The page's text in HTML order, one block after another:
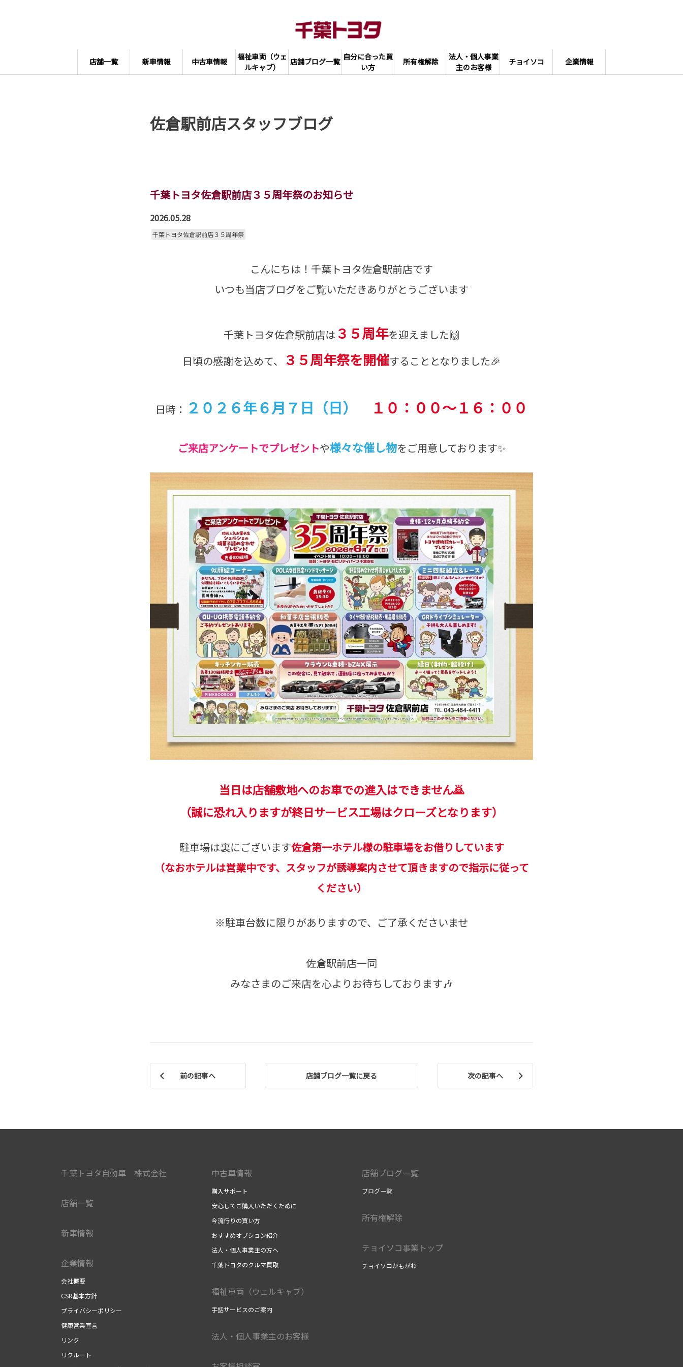
店舗一覧 新車情報 中古車情報
福祉車両（ウェ
ルキャブ）
店舗ブログ一覧 自分に合った買
い方
所有権解除
法人・個人事業
主のお客様
チョイソコ 企業情報
佐倉駅前店スタッフブログ
千葉トヨタ佐倉駅前店３５周年祭のお知らせ
2026.05.28
千葉トヨタ佐倉駅前店３５周年祭
こんにちは！千葉トヨタ佐倉駅前店です
いつも当店ブログをご覧いただきありがとうございます
千葉トヨタ佐倉駅前店は ３５周年を迎えました🙌
日頃の感謝を込めて、
３５周年祭を開催することとなりました🎉
日時： ２０２６年６月７日（日） １０：００～１６：００
ご来店アンケートでプレゼントや様々な催し物をご用意しております✨
当日は店舗敷地へのお車での進入はできません🙇
（誠に恐れ入りますが終日サービス工場はクローズとなります）
駐車場は裏にございます佐倉第一ホテル様の駐車場をお借りしています
（なおホテルは営業中です、スタッフが誘導案内させて頂きますので指示に従って
ください）
※駐車台数に限りがありますので、ご了承くださいませ
佐倉駅前店一同
みなさまのご来店を心よりお待ちしております🎶
前の記事へ 店舗ブログ一覧に戻る 次の記事へ
千葉トヨタ自動車 株式会社
店舗一覧
新車情報
企業情報
会社概要
CSR基本方針
プライバシーポリシー
健康営業宣言
リンク
リクルート
中古車情報
購入サポート
安心してご購入いただくために
今流行りの買い方
おすすめオプション紹介
法人・個人事業主の方へ
千葉トヨタのクルマ買取
福祉車両（ウェルキャブ）
手話サービスのご案内
法人・個人事業主のお客様
店舗ブログ一覧
ブログ一覧
所有権解除
チョイソコ事業トップ
チョイソコかもがわ